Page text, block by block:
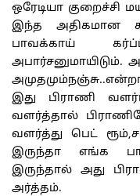
ஒரேடியா குறைச்சி
இந்த அதிகமான
பாவக்காய்
இது பிராணி
வளர்த்தால்
வளர்த்து பெட்
இருந்தா எங்க
இருந்தால் அது
அர்த்தம்.